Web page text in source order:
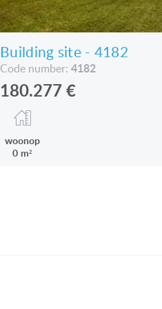
Building site - 4182
Code number: 4182
180.277 €
woonop
0 m²